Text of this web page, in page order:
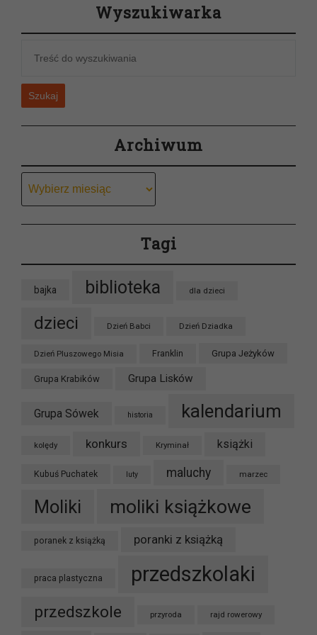
Wyszukiwarka
Szukaj
Archiwum
Tagi
bajka biblioteka dla dzieci
dzieci Dzień Babci Dzień Dziadka
Dzień Pluszowego Misia Franklin Grupa Jeżyków
Grupa Krabików Grupa Lisków
Grupa Sówek historia kalendarium
kolędy konkurs Kryminał książki
Kubuś Puchatek luty maluchy marzec
Moliki moliki książkowe
poranek z książką poranki z książką
praca plastyczna przedszkolaki
przedszkole przyroda rajd rowerowy